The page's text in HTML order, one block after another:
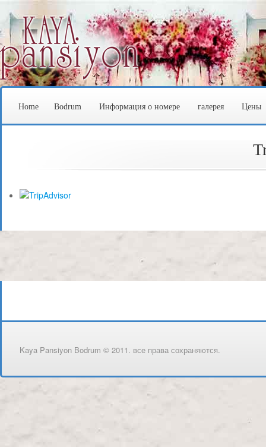
Home Bodrum Информация о номере галерея Цены
Kaya Pansiyon Bodrum © 2011. все права сохраняются.